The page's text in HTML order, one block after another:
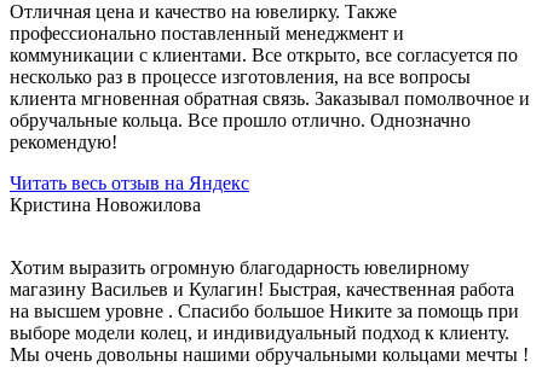
Отличная цена и качество на ювелирку. Также
профессионально поставленный менеджмент и
коммуникации с клиентами. Все открыто, все согласуется по
несколько раз в процессе изготовления, на все вопросы
клиента мгновенная обратная связь. Заказывал помолвочное и
обручальные кольца. Все прошло отлично. Однозначно
рекомендую!
Читать весь отзыв на Яндекс
Кристина Новожилова
Хотим выразить огромную благодарность ювелирному
магазину Васильев и Кулагин! Быстрая, качественная работа
на высшем уровне . Спасибо большое Никите за помощь при
выборе модели колец, и индивидуальный подход к клиенту.
Мы очень довольны нашими обручальными кольцами мечты !